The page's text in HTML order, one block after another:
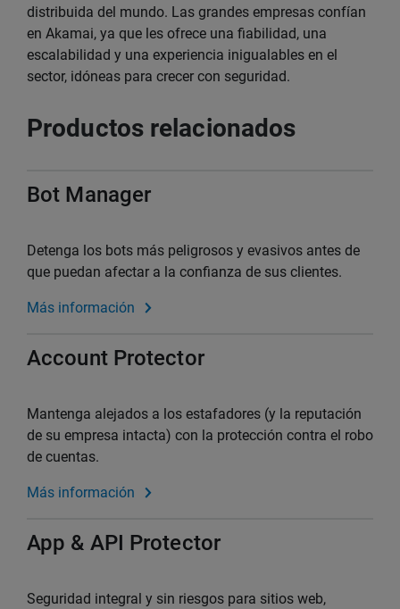
distribuida del mundo. Las grandes empresas confían
en Akamai, ya que les ofrece una fiabilidad, una
escalabilidad y una experiencia inigualables en el
sector, idóneas para crecer con seguridad.
Productos relacionados
Bot Manager
Detenga los bots más peligrosos y evasivos antes de
que puedan afectar a la confianza de sus clientes.
Más información
Account Protector
Mantenga alejados a los estafadores (y la reputación
de su empresa intacta) con la protección contra el robo
de cuentas.
Más información
App & API Protector
Seguridad integral y sin riesgos para sitios web,